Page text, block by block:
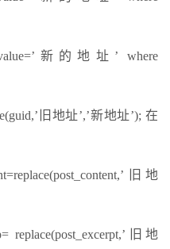
新的地址’ where
旧地址’,’新地址’); 在
旧地
replace(post_excerpt,’旧地